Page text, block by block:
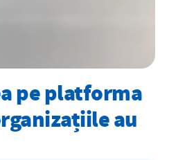
pe platforma
au